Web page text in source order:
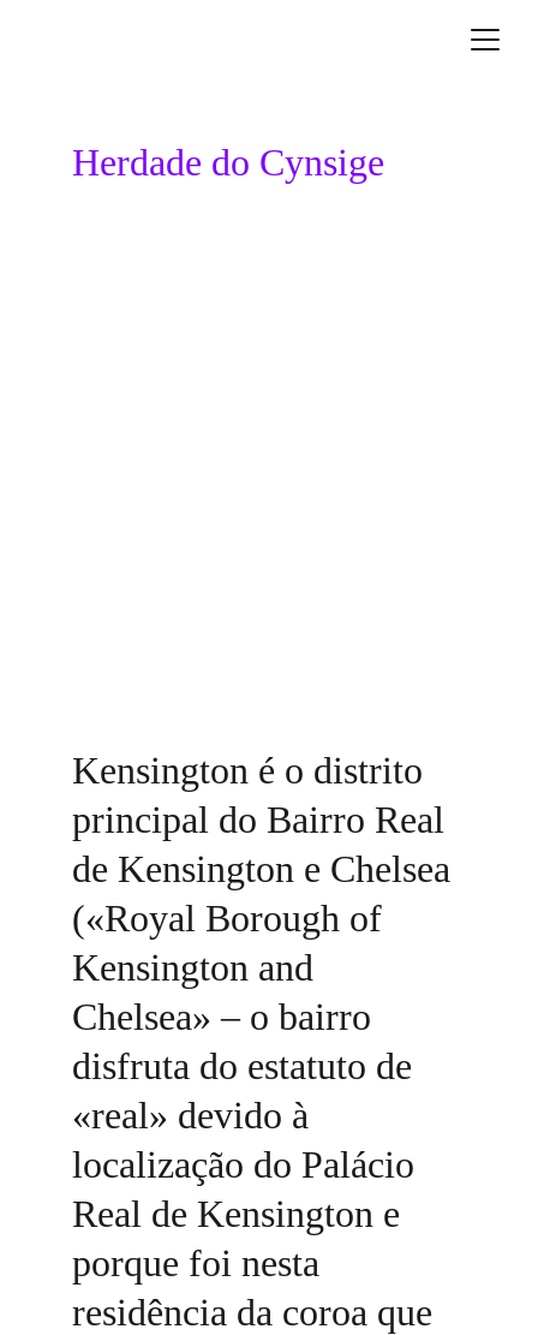
Herdade do Cynsige
Kensington é o distrito
principal do Bairro Real
de Kensington e Chelsea
(«Royal Borough of
Kensington and
Chelsea» – o bairro
disfruta do estatuto de
«real» devido à
localização do Palácio
Real de Kensington e
porque foi nesta
residência da coroa que